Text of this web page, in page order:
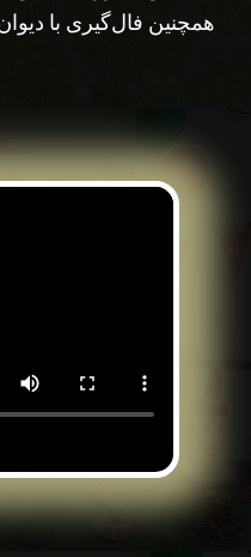
همچنین فال‌گیری با